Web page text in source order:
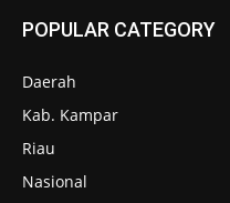
POPULAR CATEGORY
Daerah
Kab. Kampar
Riau
Nasional